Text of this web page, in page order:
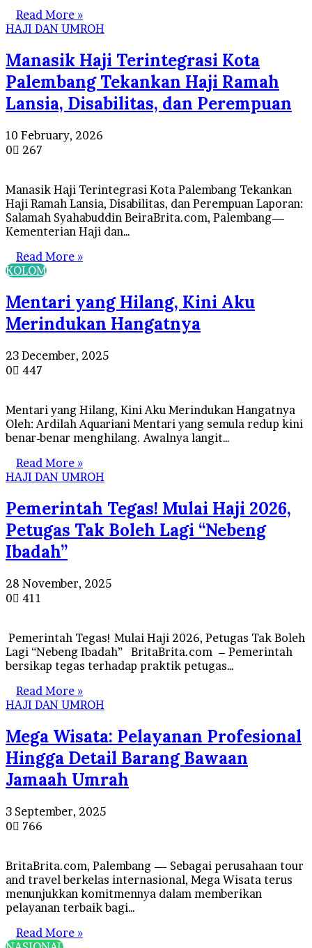
Read More »
HAJI DAN UMROH
Manasik Haji Terintegrasi Kota
Palembang Tekankan Haji Ramah
Lansia, Disabilitas, dan Perempuan
10 February, 2026
0
267
Manasik Haji Terintegrasi Kota Palembang Tekankan
Haji Ramah Lansia, Disabilitas, dan Perempuan Laporan:
Salamah Syahabuddin BeiraBrita.com, Palembang—
Kementerian Haji dan…
Read More »
KOLOM
Mentari yang Hilang, Kini Aku
Merindukan Hangatnya
23 December, 2025
0
447
Mentari yang Hilang, Kini Aku Merindukan Hangatnya
Oleh: Ardilah Aquariani Mentari yang semula redup kini
benar-benar menghilang. Awalnya langit…
Read More »
HAJI DAN UMROH
Pemerintah Tegas! Mulai Haji 2026,
Petugas Tak Boleh Lagi “Nebeng
Ibadah”
28 November, 2025
0
411
Pemerintah Tegas! Mulai Haji 2026, Petugas Tak Boleh
Lagi “Nebeng Ibadah” BritaBrita.com – Pemerintah
bersikap tegas terhadap praktik petugas…
Read More »
HAJI DAN UMROH
Mega Wisata: Pelayanan Profesional
Hingga Detail Barang Bawaan
Jamaah Umrah
3 September, 2025
0
766
BritaBrita.com, Palembang — Sebagai perusahaan tour
and travel berkelas internasional, Mega Wisata terus
menunjukkan komitmennya dalam memberikan
pelayanan terbaik bagi…
Read More »